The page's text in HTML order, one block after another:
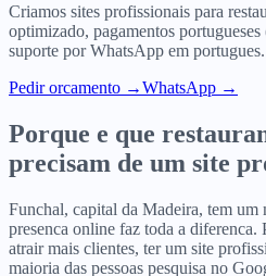
Criamos sites profissionais para
optimizado, pagamentos
suporte por WhatsApp em portugues.
Pedir orcamento →WhatsApp →
Porque e que
precisam de um site
Funchal, capital da Madeira, tem um
presenca online faz toda a diferenca.
atrair mais clientes, ter um site
maioria das pessoas pesquisa no